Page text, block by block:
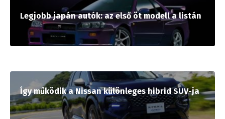
Legjobb japán autók: az első öt modell a listán
Így működik a Nissan különleges hibrid SUV-ja